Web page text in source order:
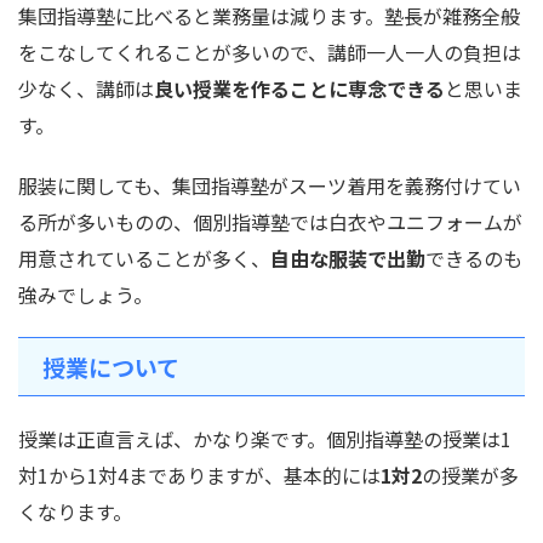
集団指導塾に比べると業務量は減ります。塾長が雑務全般
をこなしてくれることが多いので、講師一人一人の負担は
少なく、講師は良い授業を作ることに専念できる と思いま
す。
服装に関しても、集団指導塾がスーツ着用を義務付けてい
る所が多いものの、個別指導塾では白衣やユニフォームが
用意されていることが多く、 自由な服装で出勤できるのも
強みでしょう。
授業について
授業は正直言えば、かなり楽です。個別指導塾の授業は1
対1から1対4までありますが、基本的には1対2の授業が多
くなります。